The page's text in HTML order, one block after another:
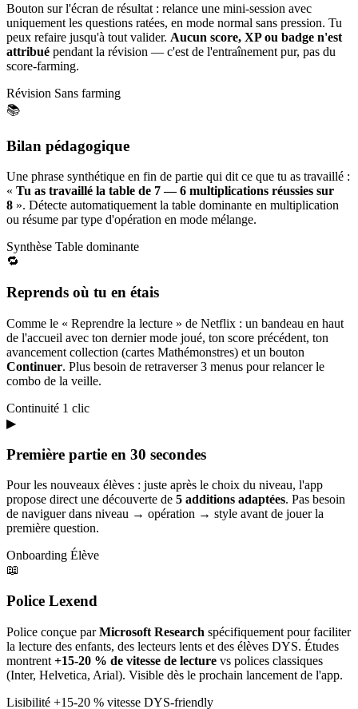
Bouton sur l'écran de résultat : relance une mini-session avec
uniquement les questions ratées, en mode normal sans pression. Tu
peux refaire jusqu'à tout valider. Aucun score, XP ou badge n'est
attribué pendant la révision — c'est de l'entraînement pur, pas du
score-farming.
Révision Sans farming
📚
Bilan pédagogique
Une phrase synthétique en fin de partie qui dit ce que tu as travaillé :
« Tu as travaillé la table de 7 — 6 multiplications réussies sur
8 ». Détecte automatiquement la table dominante en multiplication
ou résume par type d'opération en mode mélange.
Synthèse Table dominante
🔁
Reprends où tu en étais
Comme le « Reprendre la lecture » de Netflix : un bandeau en haut
de l'accueil avec ton dernier mode joué, ton score précédent, ton
avancement collection (cartes Mathémonstres) et un bouton
Continuer. Plus besoin de retraverser 3 menus pour relancer le
combo de la veille.
Continuité 1 clic
▶
Première partie en 30 secondes
Pour les nouveaux élèves : juste après le choix du niveau, l'app
propose direct une découverte de 5 additions adaptées. Pas besoin
de naviguer dans niveau → opération → style avant de jouer la
première question.
Onboarding Élève
📖
Police Lexend
Police conçue parMicrosoft Research spécifiquement pour faciliter
la lecture des enfants, des lecteurs lents et des élèves DYS. Études
montrent +15-20 % de vitesse de lecture vs polices classiques
(Inter, Helvetica, Arial). Visible dès le prochain lancement de l'app.
Lisibilité +15-20 % vitesse DYS-friendly